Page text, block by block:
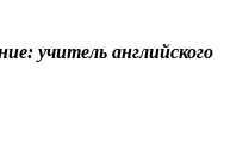
учитель английского